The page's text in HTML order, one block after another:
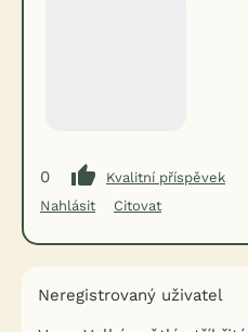
0
Kvalitní příspěvek
Nahlásit
Citovat
Neregistrovaný uživatel